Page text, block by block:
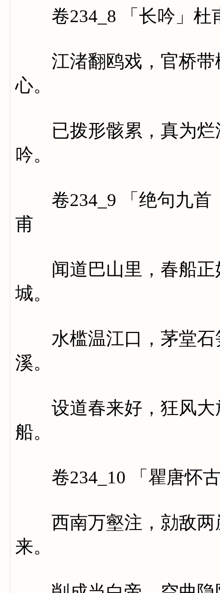
卷234_8 「长吟」杜
江渚翻鸥戏，官桥带
心。
已拨形骸累，真为烂
吟。
卷234_9 「绝句九首
甫
闻道巴山里，春船正
城。
水槛温江口，茅堂石
溪。
设道春来好，狂风大
船。
卷234_10 「瞿唐怀古
西南万壑注，勍敌两
来。